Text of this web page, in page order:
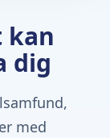
kan
dig
med